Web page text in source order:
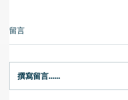
穀雨濕熱易感冒?
留言
撰寫留言......